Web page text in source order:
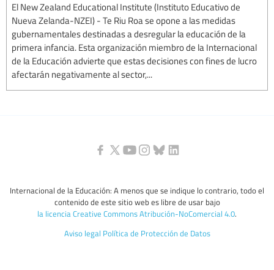
El New Zealand Educational Institute (Instituto Educativo de
Nueva Zelanda-NZEI) - Te Riu Roa se opone a las medidas
gubernamentales destinadas a desregular la educación de la
primera infancia. Esta organización miembro de la Internacional
de la Educación advierte que estas decisiones con fines de lucro
afectarán negativamente al sector,...
Internacional de la Educación: A menos que se indique lo contrario, todo el
contenido de este sitio web es libre de usar bajo
la licencia Creative Commons Atribución-NoComercial 4.0.
Aviso legal Política de Protección de Datos